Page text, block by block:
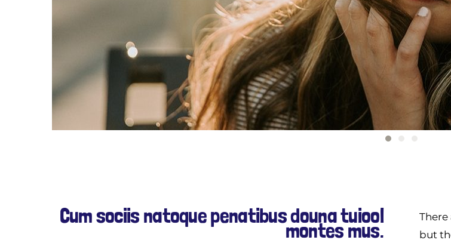
Cum sociis natoque penatibus douna tuiool
montes mus.
but